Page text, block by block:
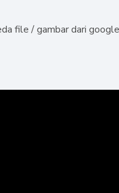
file / gambar dari